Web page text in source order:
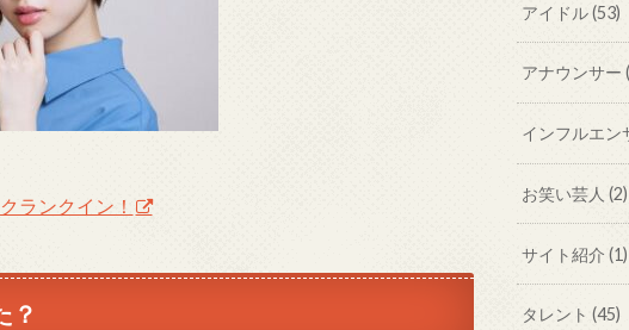
クランクイン！
？
アイドル(53)
アナウンサー
インフルエン
お笑い芸人(2)
サイト紹介(1)
タレント(45)